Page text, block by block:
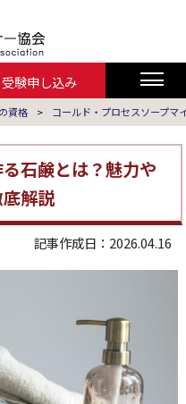
受験申し込み
資格 > コールド・プロセスソープマ
石鹸とは？魅力や
解説
記事作成日：2026.04.16